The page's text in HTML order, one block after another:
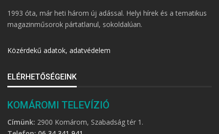
1993 óta, már heti három új adással. Helyi hírek és a tematikus
magazinműsorok pártatlanul, sokoldalúan.
Közérdekű adatok, adatvédelem
ELÉRHETŐSÉGEINK
KOMÁROMI TELEVÍZIÓ
Címünk: 2900 Komárom, Szabadság tér 1.